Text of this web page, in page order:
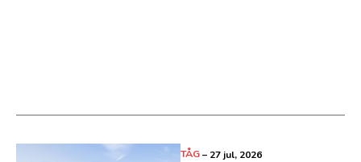
TÅG– 27 jul, 2026